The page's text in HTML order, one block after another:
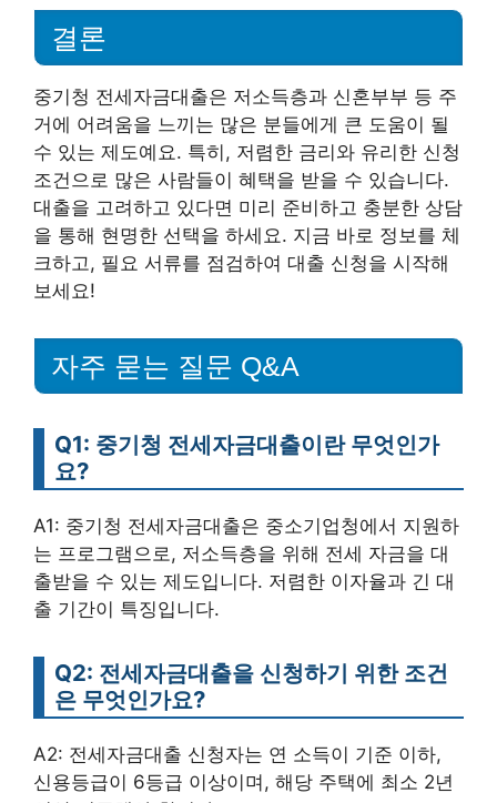
결론
중기청 전세자금대출은 저소득층과 신혼부부 등 주
거에 어려움을 느끼는 많은 분들에게 큰 도움이 될
수 있는 제도예요. 특히, 저렴한 금리와 유리한 신청
조건으로 많은 사람들이 혜택을 받을 수 있습니다.
대출을 고려하고 있다면 미리 준비하고 충분한 상담
을 통해 현명한 선택을 하세요. 지금 바로 정보를 체
크하고, 필요 서류를 점검하여 대출 신청을 시작해
보세요!
자주 묻는 질문 Q&A
Q1: 중기청 전세자금대출이란 무엇인가
요?
A1: 중기청 전세자금대출은 중소기업청에서 지원하
는 프로그램으로, 저소득층을 위해 전세 자금을 대
출받을 수 있는 제도입니다. 저렴한 이자율과 긴 대
출 기간이 특징입니다.
Q2: 전세자금대출을 신청하기 위한 조건
은 무엇인가요?
A2: 전세자금대출 신청자는 연 소득이 기준 이하,
신용등급이 6등급 이상이며, 해당 주택에 최소 2년